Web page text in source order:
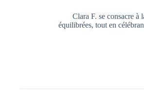
Clara F. se consacre à
équilibrées, tout en